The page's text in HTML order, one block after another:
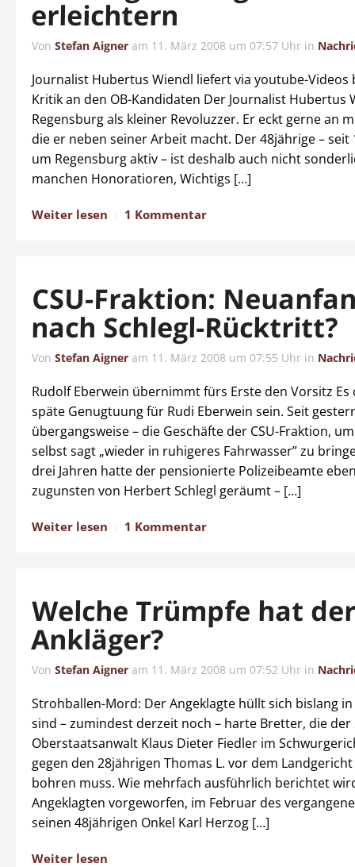
erleichtern
Von Stefan Aigner am 11. März 2008 um 07:57 Uhr in
Journalist Hubertus Wiendl liefert via youtube-Videos
Kritik an den OB-Kandidaten Der Journalist Hubertus
Regensburg als kleiner Revoluzzer. Er eckt gerne an
die er neben seiner Arbeit macht. Der 48jährige – seit
um Regensburg aktiv – ist deshalb auch nicht
manchen Honoratioren, Wichtigs […]
Weiter lesen 1 Kommentar
CSU-Fraktion:
nach Schlegl-Rücktritt?
Von Stefan Aigner am 11. März 2008 um 07:55 Uhr in
Rudolf Eberwein übernimmt fürs Erste den Vorsitz
späte Genugtuung für Rudi Eberwein sein. Seit
übergangsweise – die Geschäfte der CSU-Fraktion,
selbst sagt „wieder in ruhigeres Fahrwasser” zu
drei Jahren hatte der pensionierte Polizeibeamte
zugunsten von Herbert Schlegl geräumt – […]
Weiter lesen 1 Kommentar
Welche Trümpfe hat
Ankläger?
Von Stefan Aigner am 11. März 2008 um 07:52 Uhr in
Strohballen-Mord: Der Angeklagte hüllt sich bislang in
sind – zumindest derzeit noch – harte Bretter, die
Oberstaatsanwalt Klaus Dieter Fiedler im
gegen den 28jährigen Thomas L. vor dem
bohren muss. Wie mehrfach ausführlich berichtet
Angeklagten vorgeworfen, im Februar des
seinen 48jährigen Onkel Karl Herzog […]
Weiter lesen